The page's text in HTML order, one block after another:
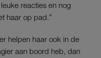
reacties en nog
haar op pad.”
helpen haar ook in de
aan boord heb, dan